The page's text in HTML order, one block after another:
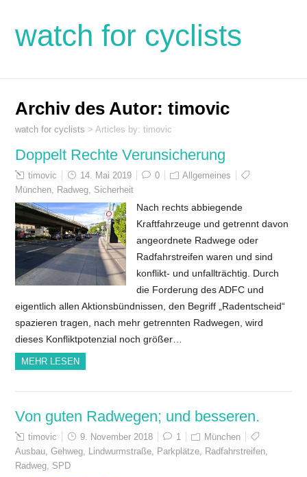
watch for cyclists
Archiv des Autor:timovic
watch for cyclists > Articles by: timovic
Doppelt Rechte Verunsicherung
timovic 14. Mai 2019 0
Allgemeines
München, Radweg, Sicherheit
Nach rechts abbiegende
Kraftfahrzeuge und getrennt davon
angeordnete Radwege oder
Radfahrstreifen waren und sind
konflikt- und unfallträchtig. Durch
die Forderung des ADFC und
eigentlich allen Aktionsbündnissen, den Begriff „Radentscheid“
spazieren tragen, nach mehr getrennten Radwegen, wird
dieses Konfliktpotenzial noch größer…
MEHR LESEN
Von guten Radwegen; und besseren.
timovic 9. November 2018 1
München
Ausbau,Gehweg, Lindwurmstraße, Parkplätze, Radfahrstreifen,
Radweg, SPD